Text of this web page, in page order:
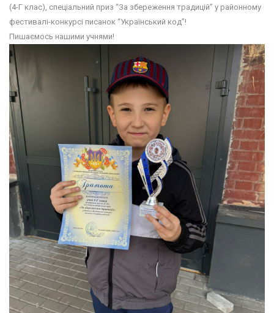
(4-Г клас), спеціальний приз “За збереження традицій” у районному
фестивалі-конкурсі писанок “Український код”!
Пишаємось нашими учнями!